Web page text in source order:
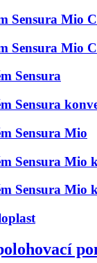
Sensura Mio
Sensura Mio
Sensura
Sensura
Sensura Mio
Sensura Mio
Sensura Mio